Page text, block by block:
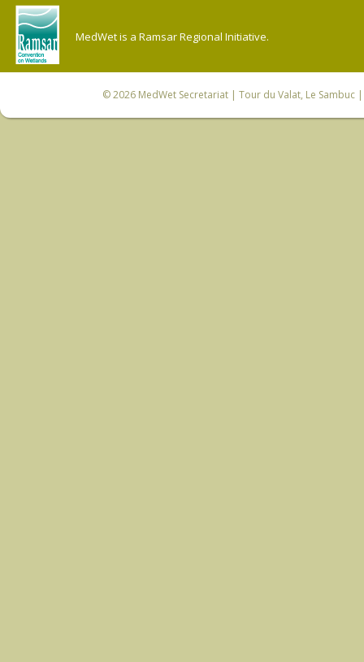
MedWet is a Ramsar Regional Initiative.
© 2026 MedWet Secretariat| Tour du Valat, Le Sambuc